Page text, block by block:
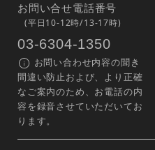
お問い合せ電話番号
(平日10-12時/13-17時)
03-6304-1350
お問い合わせ内容の聞き
間違い防止および、より正確
なご案内のため、お電話の内
容を録音させていただいてお
ります。